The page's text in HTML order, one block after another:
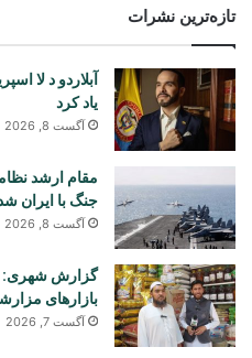
تازه‌ترین نشرات
آبلاردو د لا
یاد کرد
آگست 8, 2026
مقام ارشد
جنگ با ایران
آگست 8, 2026
گزارش شهری:
بازارهای
آگست 7, 2026